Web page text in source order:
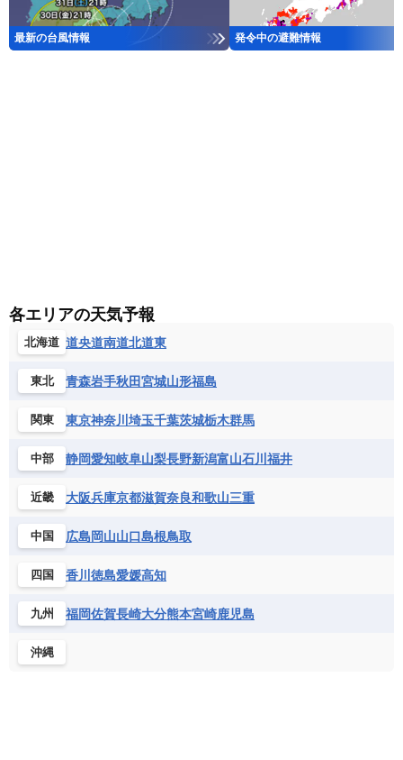
最新の台風情報 発令中の避難情報
各エリアの天気予報
北海道 道央道南道北道東
東北 青森岩手秋田宮城山形福島
関東 東京神奈川 埼玉千葉茨城栃木群馬
中部 静岡愛知岐阜山梨長野新潟富山石川 福井
近畿 大阪兵庫京都滋賀奈良和歌山三重
中国 広島岡山山口島根鳥取
四国 香川 徳島愛媛高知
九州 福岡佐賀長崎大分熊本宮崎鹿児島
沖縄